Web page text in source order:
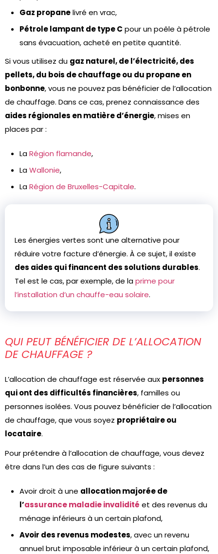
Gaz propanelivré en vrac,
Pétrole lampant de type C pour un poêle à pétrole
sans évacuation, acheté en petite quantité.
Si vous utilisez du gaz naturel, de l’électricité, des
pellets, du bois de chauffage ou du propane en
bonbonne, vous ne pouvez pas bénéficier de l’allocation
de chauffage. Dans ce cas, prenez connaissance des
aides régionales en matière d’énergie, mises en
places par :
LaRégion flamande,
LaWallonie,
LaRégion de Bruxelles-Capitale.
Les énergies vertes sont une alternative pour
réduire votre facture d’énergie. À ce sujet, il existe
des aides qui financent des solutions durables.
Tel est le cas, par exemple, de laprime pour
l’installation d’un chauffe-eau solaire.
QUI PEUT BÉNÉFICIER DE L’ALLOCATION
DE CHAUFFAGE ?
L’allocation de chauffage est réservée aux personnes
qui ont des difficultés financières, familles ou
personnes isolées. Vous pouvez bénéficier de l’allocation
de chauffage, que vous soyez propriétaire ou
locataire.
Pour prétendre à l’allocation de chauffage, vous devez
être dans l’un des cas de figure suivants :
Avoir droit à une allocation majorée de
l’assurance maladie invalidité et des revenus du
ménage inférieurs à un certain plafond,
Avoir des revenus modestes, avec un revenu
annuel brut imposable inférieur à un certain plafond,